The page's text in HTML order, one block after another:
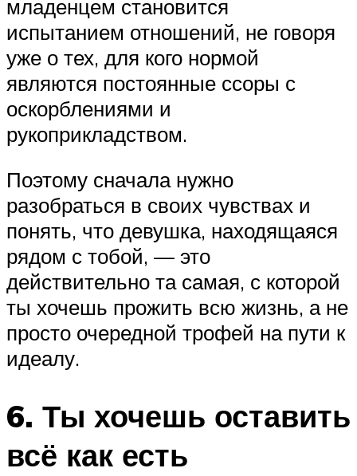
младенцем становится
испытанием отношений, не говоря
уже о тех, для кого нормой
являются постоянные ссоры с
оскорблениями и
рукоприкладством.
Поэтому сначала нужно
разобраться в своих чувствах и
понять, что девушка, находящаяся
рядом с тобой, — это
действительно та самая, с которой
ты хочешь прожить всю жизнь, а не
просто очередной трофей на пути к
идеалу.
6. Ты хочешь оставить
всё как есть